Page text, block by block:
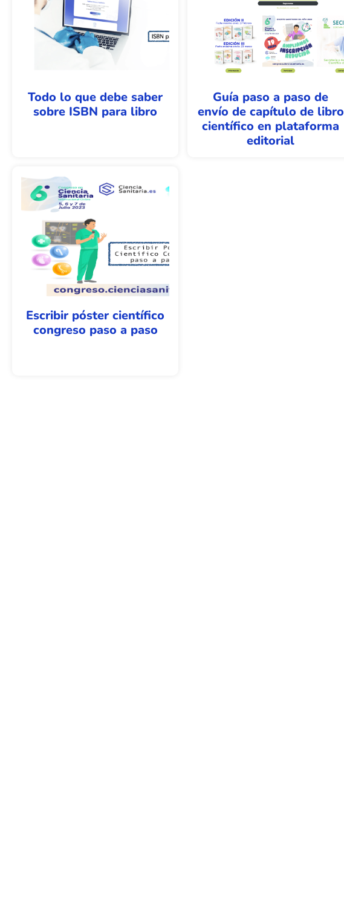
Todo lo que debe saber
sobre ISBN para libro
Guía paso a paso de
envío de capítulo de libro
científico en plataforma
editorial
Escribir póster científico
congreso paso a paso